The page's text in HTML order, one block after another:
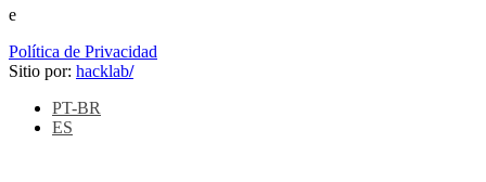
e
Política de Privacidad
Sitio por: hacklab/
PT-BR
ES